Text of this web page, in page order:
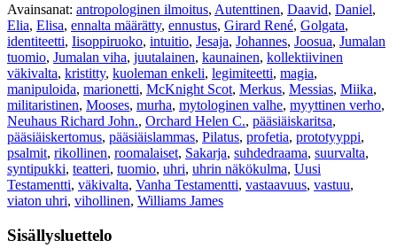
Avainsanat: antropologinen ilmoitus, Autenttinen, Daavid, Daniel,
Elia, Elisa, ennalta määrätty, ennustus, Girard René, Golgata,
identiteetti, Iisoppiruoko, intuitio, Jesaja, Johannes, Joosua, Jumalan
tuomio, Jumalan viha, juutalainen, kaunainen, kollektiivinen
väkivalta, kristitty, kuoleman enkeli, legimiteetti, magia,
manipuloida, marionetti, McKnight Scot, Merkus, Messias, Miika,
militaristinen, Mooses, murha, mytologinen valhe, myyttinen verho,
Neuhaus Richard John., Orchard Helen C., pääsiäiskaritsa,
pääsiäiskertomus, pääsiäislammas, Pilatus, profetia, prototyyppi,
psalmit, rikollinen, roomalaiset, Sakarja, suhdedraama, suurvalta,
syntipukki, teatteri, tuomio, uhri, uhrin näkökulma, Uusi
Testamentti, väkivalta, Vanha Testamentti, vastaavuus, vastuu,
viaton uhri, vihollinen, Williams James
Sisällysluettelo